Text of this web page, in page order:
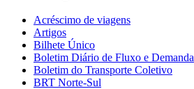
Acréscimo de viagens
Artigos
Bilhete Único
Boletim Diário de Fluxo e Demanda
Boletim do Transporte Coletivo
BRT Norte-Sul